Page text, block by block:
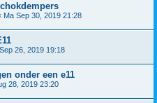
Ma Sep 30, 2019 21:28
26, 2019 19:18
onder een e11
28, 2019 23:20